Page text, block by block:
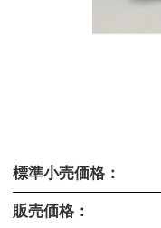
標準小売価格：
販売価格：